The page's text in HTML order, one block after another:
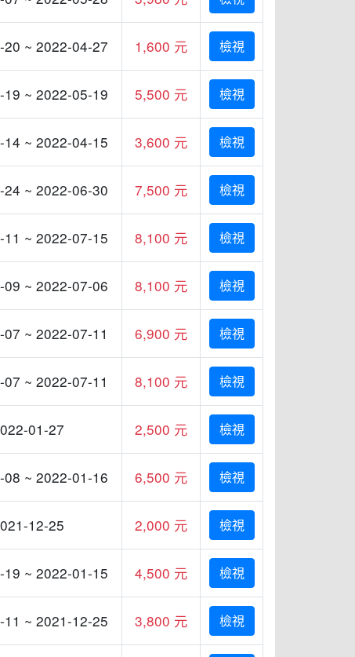
~ 2022-04-27 1,600 元 檢視
~ 2022-05-19 5,500 元 檢視
~ 2022-04-15 3,600 元 檢視
~ 2022-06-30 7,500 元 檢視
~ 2022-07-15 8,100 元 檢視
~ 2022-07-06 8,100 元 檢視
~ 2022-07-11 6,900 元 檢視
~ 2022-07-11 8,100 元 檢視
01-27 2,500 元 檢視
~ 2022-01-16 6,500 元 檢視
12-25 2,000 元 檢視
~ 2022-01-15 4,500 元 檢視
~ 2021-12-25 3,800 元 檢視